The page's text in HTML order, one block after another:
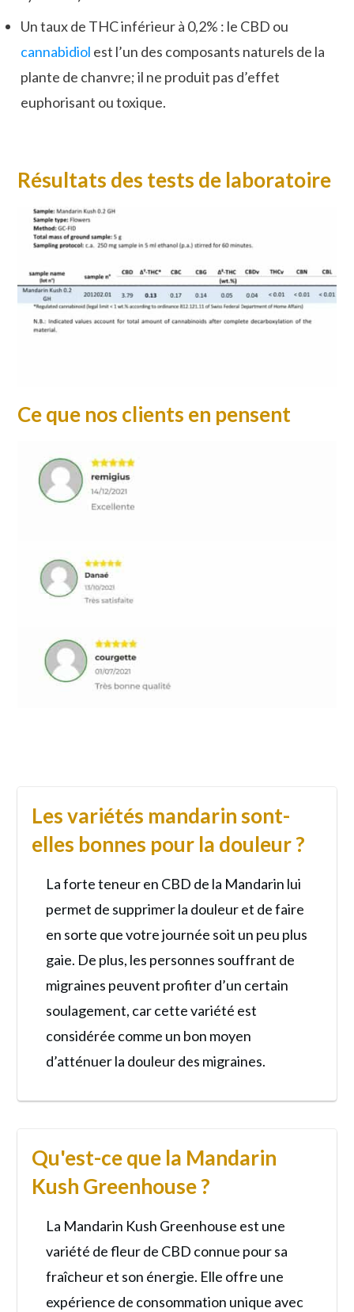
Un taux de THC inférieur à 0,2% : le CBD ou
cannabidiol est l’un des composants naturels de la
plante de chanvre; il ne produit pas d’effet
euphorisant ou toxique.
Résultats des tests de laboratoire
Ce que nos clients en pensent
Les variétés mandarin sont-
elles bonnes pour la douleur ?
La forte teneur en CBD de la Mandarin lui
permet de supprimer la douleur et de faire
en sorte que votre journée soit un peu plus
gaie. De plus, les personnes souffrant de
migraines peuvent profiter d’un certain
soulagement, car cette variété est
considérée comme un bon moyen
d’atténuer la douleur des migraines.
Qu'est-ce que la Mandarin
Kush Greenhouse ?
La Mandarin Kush Greenhouse est une
variété de fleur de CBD connue pour sa
fraîcheur et son énergie. Elle offre une
expérience de consommation unique avec